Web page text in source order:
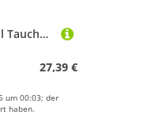
NUMNBE 316 Edelstahl Tauchen Multi Tool Set - Kompaktes Reparaturwerkzeug für Lungenautomaten - Robust und Rostfrei für Profi Taucher
27,39 €
um 00:03; der
haben.